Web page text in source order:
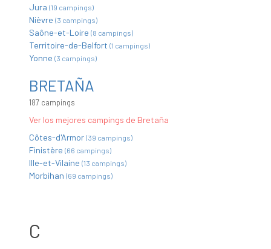
Jura (19 campings)
Nièvre (3 campings)
Saône-et-Loire (8 campings)
Territoire-de-Belfort (1 campings)
Yonne (3 campings)
BRETAÑA
187 campings
Ver los mejores campings de Bretaña
Côtes-d'Armor (39 campings)
Finistère (66 campings)
Ille-et-Vilaine (13 campings)
Morbihan (69 campings)
C